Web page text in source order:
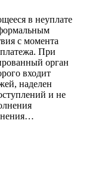
в неуплате
с момента
платежа. При
орган
входит
наделен
и не